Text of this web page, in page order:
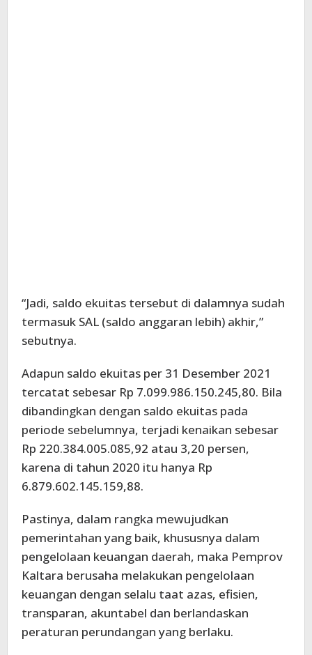
“Jadi, saldo ekuitas tersebut di dalamnya sudah
termasuk SAL (saldo anggaran lebih) akhir,”
sebutnya.
Adapun saldo ekuitas per 31 Desember 2021
tercatat sebesar Rp 7.099.986.150.245,80. Bila
dibandingkan dengan saldo ekuitas pada
periode sebelumnya, terjadi kenaikan sebesar
Rp 220.384.005.085,92 atau 3,20 persen,
karena di tahun 2020 itu hanya Rp
6.879.602.145.159,88.
Pastinya, dalam rangka mewujudkan
pemerintahan yang baik, khususnya dalam
pengelolaan keuangan daerah, maka Pemprov
Kaltara berusaha melakukan pengelolaan
keuangan dengan selalu taat azas, efisien,
transparan, akuntabel dan berlandaskan
peraturan perundangan yang berlaku.